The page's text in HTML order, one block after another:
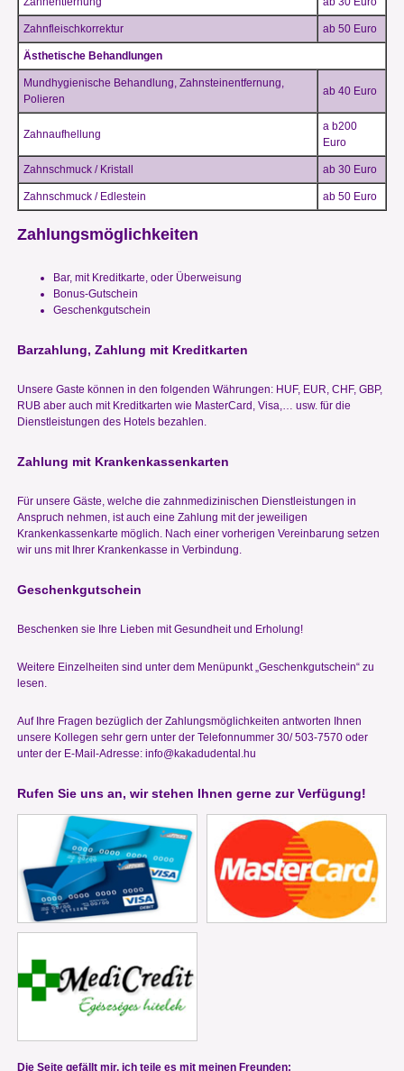
Zahnfleischkorrektur ab 50 Euro
Ästhetische Behandlungen
Mundhygienische Behandlung, Zahnsteinentfernung,
Polieren
ab 40 Euro
Zahnaufhellung
a b200
Euro
Zahnschmuck / Kristall ab 30 Euro
Zahnschmuck / Edlestein ab 50 Euro
Zahlungsmöglichkeiten
Bar, mit Kreditkarte, oder Überweisung
Bonus-Gutschein
Geschenkgutschein
Barzahlung, Zahlung mit Kreditkarten
Unsere Gaste können in den folgenden Währungen: HUF, EUR, CHF, GBP,
RUB aber auch mit Kreditkarten wie MasterCard, Visa,… usw. für die
Dienstleistungen des Hotels bezahlen.
Zahlung mit Krankenkassenkarten
Für unsere Gäste, welche die zahnmedizinischen Dienstleistungen in
Anspruch nehmen, ist auch eine Zahlung mit der jeweiligen
Krankenkassenkarte möglich. Nach einer vorherigen Vereinbarung setzen
wir uns mit Ihrer Krankenkasse in Verbindung.
Geschenkgutschein
Beschenken sie Ihre Lieben mit Gesundheit und Erholung!
Weitere Einzelheiten sind unter dem Menüpunkt „Geschenkgutschein“ zu
lesen.
Auf Ihre Fragen bezüglich der Zahlungsmöglichkeiten antworten Ihnen
unsere Kollegen sehr gern unter der Telefonnummer 30/ 503-7570 oder
unter der E-Mail-Adresse: info@kakadudental.hu
Rufen Sie uns an, wir stehen Ihnen gerne zur Verfügung!
Die Seite gefällt mir, ich teile es mit meinen Freunden: